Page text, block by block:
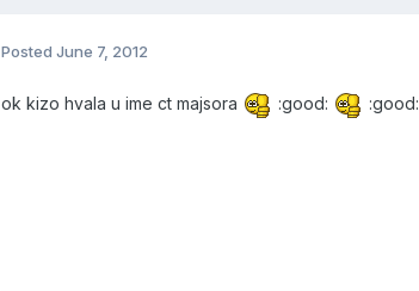
Posted June 7, 2012
ok kizo hvala u ime ct majsora :good: :good: